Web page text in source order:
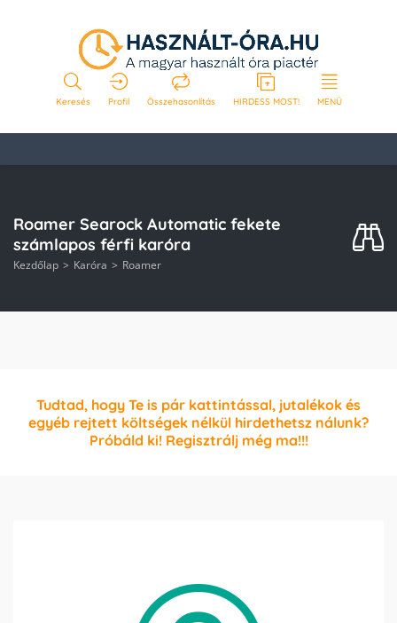
Keresés Profil Összehasonlítás HIRDESS MOST! MENÜ
Roamer Searock Automatic fekete
számlapos férfi karóra
Kezdőlap Karóra Roamer
Tudtad, hogy Te is pár kattintással, jutalékok és
egyéb rejtett költségek nélkül hirdethetsz nálunk?
Próbáld ki! Regisztrálj még ma!!!